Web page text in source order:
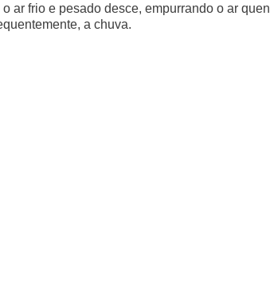
ar frio e pesado desce, empurrando o ar
a chuva.